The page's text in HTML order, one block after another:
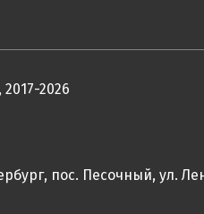
2026
пос. Песочный, ул.